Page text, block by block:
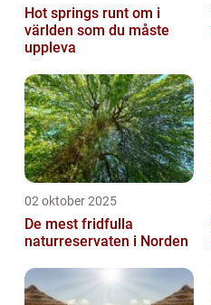
Hot springs runt om i
världen som du måste
uppleva
02 oktober 2025
De mest fridfulla
naturreservaten i Norden